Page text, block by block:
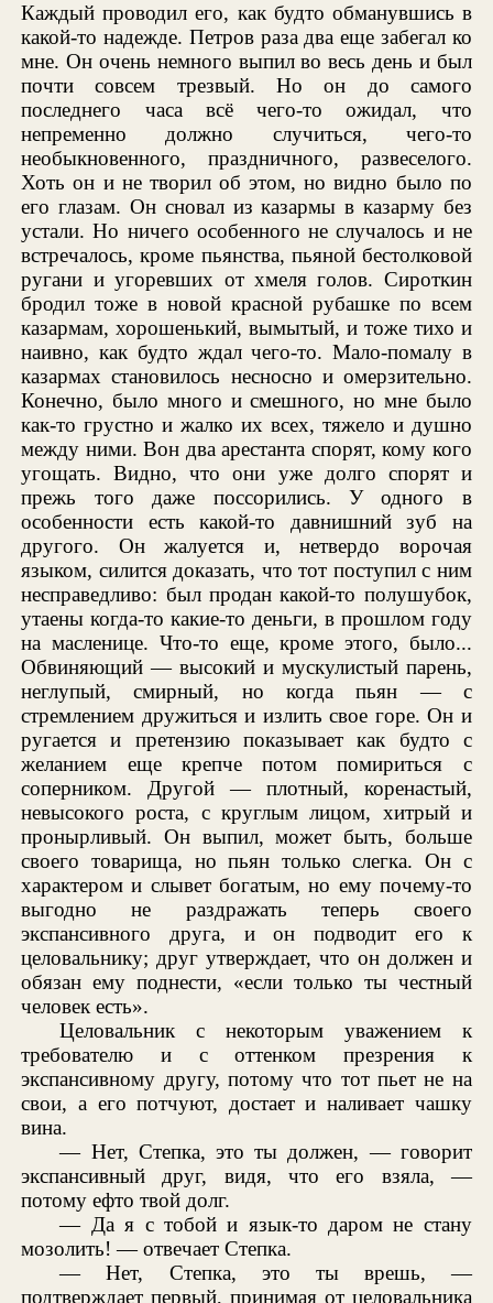
Каждый проводил его, как будто обманувшись в
какой-то надежде. Петров раза два еще забегал ко
мне. Он очень немного выпил во весь день и был
почти совсем трезвый. Но он до самого
последнего часа всё чего-то ожидал, что
непременно должно случиться, чего-то
необыкновенного, праздничного, развеселого.
Хоть он и не творил об этом, но видно было по
его глазам. Он сновал из казармы в казарму без
устали. Но ничего особенного не случалось и не
встречалось, кроме пьянства, пьяной бестолковой
ругани и угоревших от хмеля голов. Сироткин
бродил тоже в новой красной рубашке по всем
казармам, хорошенький, вымытый, и тоже тихо и
наивно, как будто ждал чего-то. Мало-помалу в
казармах становилось несносно и омерзительно.
Конечно, было много и смешного, но мне было
как-то грустно и жалко их всех, тяжело и душно
между ними. Вон два арестанта спорят, кому кого
угощать. Видно, что они уже долго спорят и
прежь того даже поссорились. У одного в
особенности есть какой-то давнишний зуб на
другого. Он жалуется и, нетвердо ворочая
языком, силится доказать, что тот поступил с ним
несправедливо: был продан какой-то полушубок,
утаены когда-то какие-то деньги, в прошлом году
на масленице. Что-то еще, кроме этого, было...
Обвиняющий — высокий и мускулистый парень,
неглупый, смирный, но когда пьян — с
стремлением дружиться и излить свое горе. Он и
ругается и претензию показывает как будто с
желанием еще крепче потом помириться с
соперником. Другой — плотный, коренастый,
невысокого роста, с круглым лицом, хитрый и
пронырливый. Он выпил, может быть, больше
своего товарища, но пьян только слегка. Он с
характером и слывет богатым, но ему почему-то
выгодно не раздражать теперь своего
экспансивного друга, и он подводит его к
целовальнику; друг утверждает, что он должен и
обязан ему поднести, «если только ты честный
человек есть».
Целовальник с некоторым уважением к
требователю и с оттенком презрения к
экспансивному другу, потому что тот пьет не на
свои, а его потчуют, достает и наливает чашку
вина.
— Нет, Степка, это ты должен, — говорит
экспансивный друг, видя, что его взяла, —
потому ефто твой долг.
— Да я с тобой и язык-то даром не стану
мозолить! — отвечает Степка.
— Нет, Степка, это ты врешь, —
подтверждает первый, принимая от целовальника